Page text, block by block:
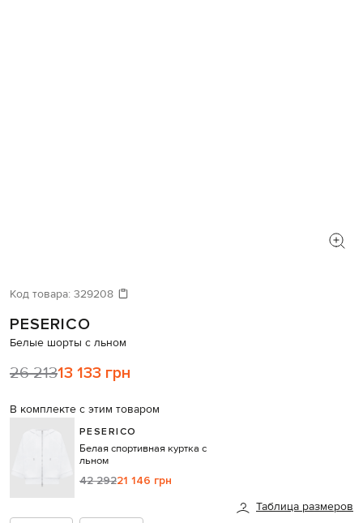
Код товара: 329208
PESERICO
Белые шорты с льном
26 21313 133 грн
В комплекте с этим товаром
PESERICO
Белая спортивная куртка с
льном
42 29221 146 грн
Таблица размеров